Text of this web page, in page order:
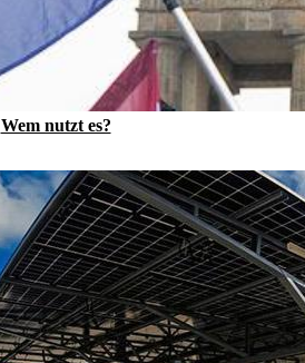
Wem nutzt es?